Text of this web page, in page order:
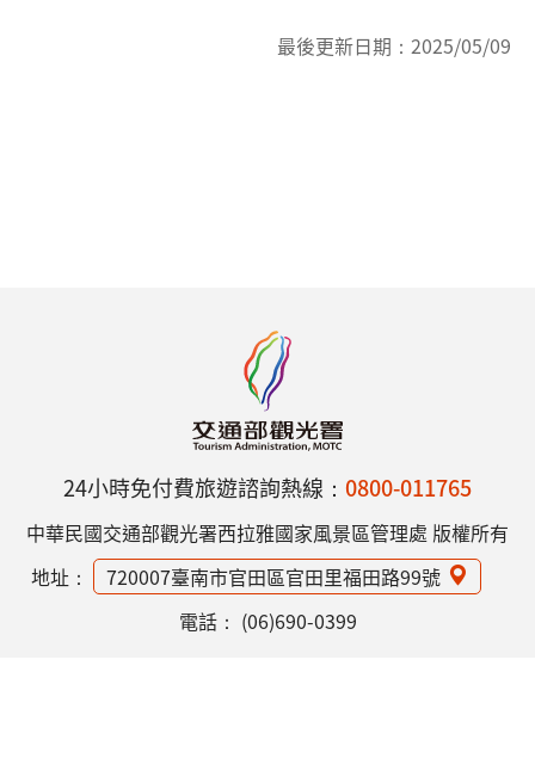
最後更新日期： 2025/05/09
24小時免付費旅遊諮詢熱線： 0800-011765
中華民國交通部觀光署西拉雅國家風景區管理處 版權所有
地址：
720007臺南市官田區官田里福田路99號
電話： (06)690-0399